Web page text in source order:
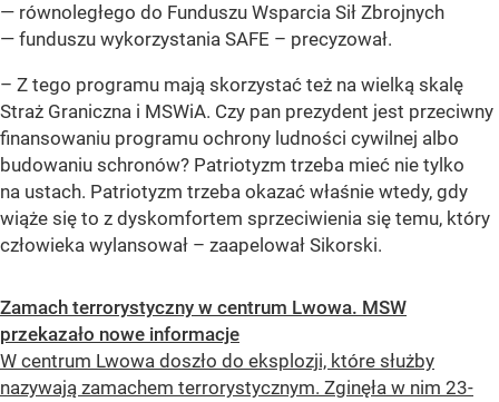
— równoległego do Funduszu Wsparcia Sił Zbrojnych
— funduszu wykorzystania SAFE – precyzował.
– Z tego programu mają skorzystać też na wielką skalę
Straż Graniczna i MSWiA. Czy pan prezydent jest przeciwny
finansowaniu programu ochrony ludności cywilnej albo
budowaniu schronów? Patriotyzm trzeba mieć nie tylko
na ustach. Patriotyzm trzeba okazać właśnie wtedy, gdy
wiąże się to z dyskomfortem sprzeciwienia się temu, który
człowieka wylansował – zaapelował Sikorski.
Zamach terrorystyczny w centrum Lwowa. MSW
przekazało nowe informacje
W centrum Lwowa doszło do eksplozji, które służby
nazywają zamachem terrorystycznym. Zginęła w nim 23-